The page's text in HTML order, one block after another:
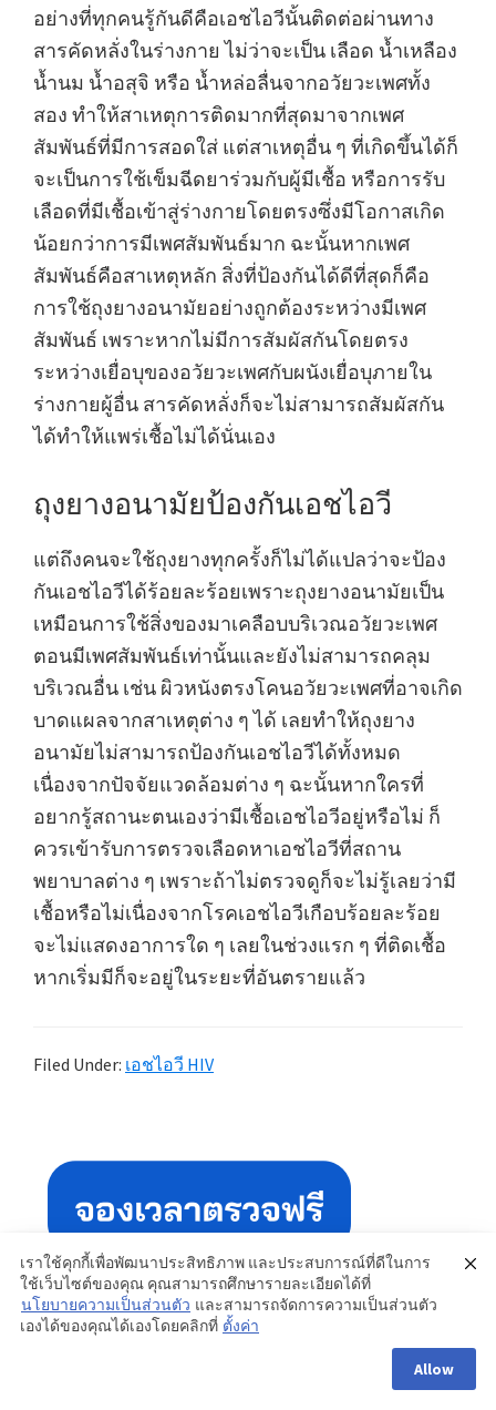
อย่างที่ทุกคนรู้กันดีคือเอชไอวีนั้นติดต่อผ่านทาง
สารคัดหลั่งในร่างกาย ไม่ว่าจะเป็น เลือด น้ำเหลือง
น้ำนม น้ำอสุจิ หรือ น้ำหล่อลื่นจากอวัยวะเพศทั้ง
สอง ทำให้สาเหตุการติดมากที่สุดมาจากเพศ
สัมพันธ์ที่มีการสอดใส่ แต่สาเหตุอื่น ๆ ที่เกิดขึ้นได้ก็
จะเป็นการใช้เข็มฉีดยาร่วมกับผู้มีเชื้อ หรือการรับ
เลือดที่มีเชื้อเข้าสู่ร่างกายโดยตรงซึ่งมีโอกาสเกิด
น้อยกว่าการมีเพศสัมพันธ์มาก ฉะนั้นหากเพศ
สัมพันธ์คือสาเหตุหลัก สิ่งที่ป้องกันได้ดีที่สุดก็คือ
การใช้ถุงยางอนามัยอย่างถูกต้องระหว่างมีเพศ
สัมพันธ์ เพราะหากไม่มีการสัมผัสกันโดยตรง
ระหว่างเยื่อบุของอวัยวะเพศกับผนังเยื่อบุภายใน
ร่างกายผู้อื่น สารคัดหลั่งก็จะไม่สามารถสัมผัสกัน
ได้ทำให้แพร่เชื้อไม่ได้นั่นเอง
ถุงยางอนามัยป้องกันเอชไอวี
แต่ถึงคนจะใช้ถุงยางทุกครั้งก็ไม่ได้แปลว่าจะป้อง
กันเอชไอวีได้ร้อยละร้อยเพราะถุงยางอนามัยเป็น
เหมือนการใช้สิ่งของมาเคลือบบริเวณอวัยวะเพศ
ตอนมีเพศสัมพันธ์เท่านั้นและยังไม่สามารถคลุม
บริเวณอื่น เช่น ผิวหนังตรงโคนอวัยวะเพศที่อาจเกิด
บาดแผลจากสาเหตุต่าง ๆ ได้ เลยทำให้ถุงยาง
อนามัยไม่สามารถป้องกันเอชไอวีได้ทั้งหมด
เนื่องจากปัจจัยแวดล้อมต่าง ๆ ฉะนั้นหากใครที่
อยากรู้สถานะตนเองว่ามีเชื้อเอชไอวีอยู่หรือไม่ ก็
ควรเข้ารับการตรวจเลือดหาเอชไอวีที่สถาน
พยาบาลต่าง ๆ เพราะถ้าไม่ตรวจดูก็จะไม่รู้เลยว่ามี
เชื้อหรือไม่เนื่องจากโรคเอชไอวีเกือบร้อยละร้อย
จะไม่แสดงอาการใด ๆ เลยในช่วงแรก ๆ ที่ติดเชื้อ
หากเริ่มมีก็จะอยู่ในระยะที่อันตรายแล้ว
Filed Under: เอชไอวี HIV
Sidebar
เราใช้คุกกี้เพื่อพัฒนาประสิทธิภาพ และประสบการณ์ที่ดีในการ
ใช้เว็บไซต์ของคุณ คุณสามารถศึกษารายละเอียดได้ที่
นโยบายความเป็นส่วนตัว และสามารถจัดการความเป็นส่วนตัว
เองได้ของคุณได้เองโดยคลิกที่ ตั้งค่า
Allow